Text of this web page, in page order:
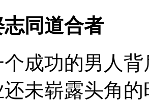
同道合者
功的男人背
未崭露头角